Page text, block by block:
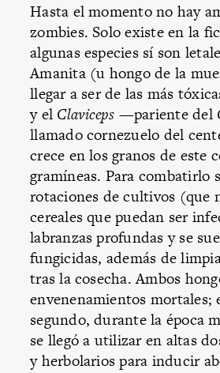
Hasta el momento no hay
zombies. Solo existe en la
algunas especies sí son
Amanita (u hongo de la
llegar a ser de las más
y el Claviceps —pariente del
llamado cornezuelo del
crece en los granos de este
gramíneas. Para combatirlo
rotaciones de cultivos (que
cereales que puedan ser
labranzas profundas y se
fungicidas, además de
tras la cosecha. Ambos
envenenamientos mortales;
segundo, durante la época
se llegó a utilizar en altas
y herbolarios para inducir